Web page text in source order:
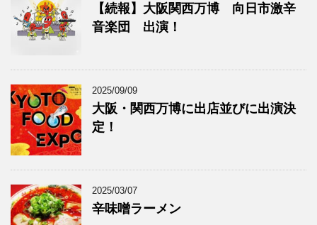
【続報】大阪関西万博 向日市激辛
音楽団 出演！
2025/09/09
大阪・関西万博に出店並びに出演決
定！
2025/03/07
辛味噌ラーメン